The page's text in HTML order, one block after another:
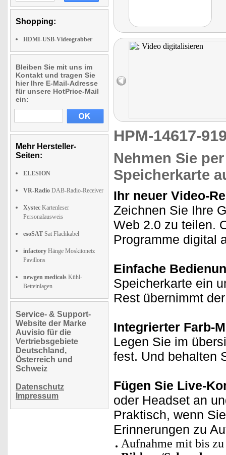
Shopping:
HDMI-USB-Videograbber
Bleiben Sie mit uns im
Kontakt und tragen Sie
hier Ihre E-Mail-Adresse
für unsere HotPrice-Mail
ein:
Mehr Hersteller-
Seiten:
ELESION
VR-Radio DAB-Radio-Receiver
Xystec Kartenleser
Personalausweis
esoSAT Sat Flachkabel
infactory Hänge Moskitonetz
Pavillons
newgen medicals Kühl-
Betteinlagen
Service- & Support-
Website der Marke
Auvisio für die
Vertriebsgebiete
Deutschland,
Österreich und
Schweiz
Datenschutz
Impressum
HPM-14617-
Nehmen Sie
Speicherkarte
Ihr neuer Video-
Zeichnen Sie Ihre
Web 2.0 zu teilen.
Programme digital
Einfache
Speicherkarte ein
Rest übernimmt
Integrierter Farb-
Legen Sie im
fest. Und behalten
Fügen Sie Live-
oder Headset an
Praktisch, wenn
Erinnerungen zu
Aufnahme mit bis